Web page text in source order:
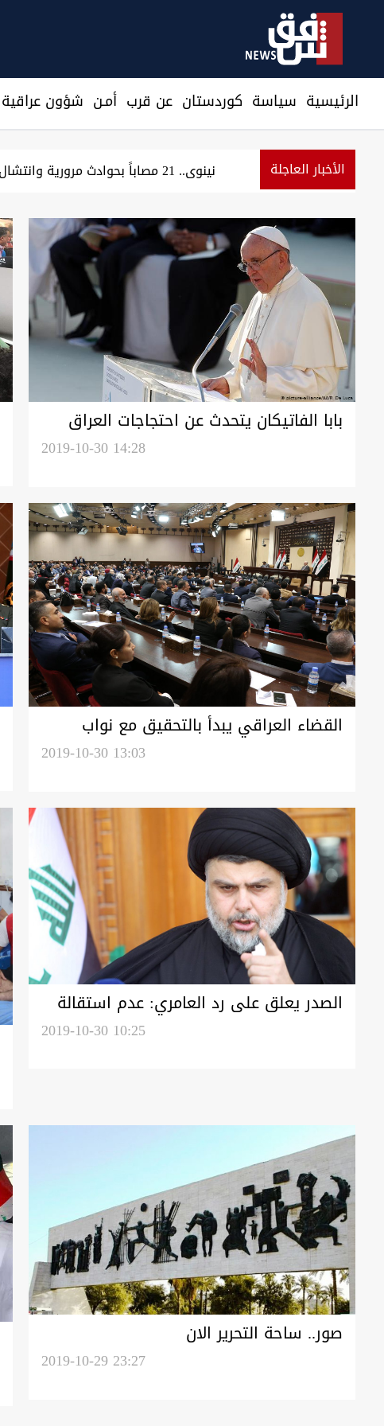
الرئيسية سیاسة كوردستان عن قرب أمـن شؤون عراقية
الأخبار العاجلة حراك شمال البصرة يرفع 5 مطالب ويهدد بإغلاق الشوارع والحقول النفطية
بابا الفاتيكان يتحدث عن احتجاجات العراق
ويدعو للاصغاء لصراخ الشعب من أجل حياة
2019-10-30 14:28
القضاء العراقي يبدأ بالتحقيق مع نواب
"فاسدين" وفق طريقة جديدة2019-10-30 13:03
الصدر يعلق على رد العامري: عدم استقالة
عبد المهدي ستجعل من العراق سوريا
2019-10-30 10:25
صور.. ساحة التحرير الان
2019-10-29 23:27